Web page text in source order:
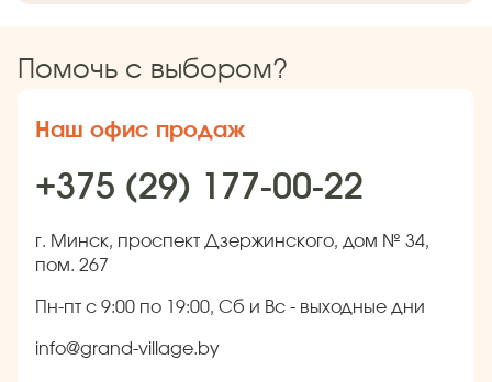
Помочь с выбором?
Наш офис продаж
+375 (29) 177-00-22
г. Минск, проспект Дзержинского, дом № 34,
пом. 267
Пн-пт с 9:00 по 19:00, Сб и Вс - выходные дни
info@grand-village.by